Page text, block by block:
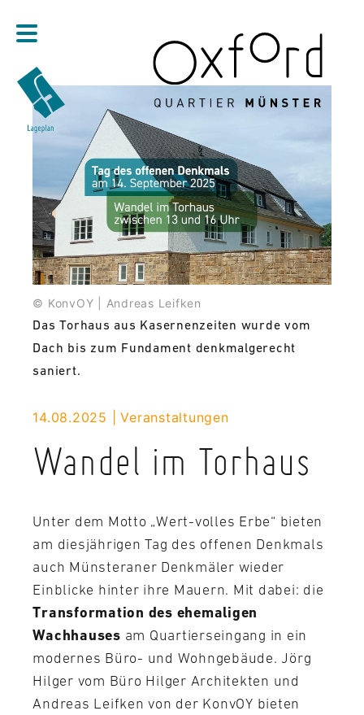
© KonvOY | Andreas Leifken
Das Torhaus aus Kasernenzeiten wurde vom
Dach bis zum Fundament denkmalgerecht
saniert.
14.08.2025 Veranstaltungen
Wandel im Torhaus
Unter dem Motto „Wert-volles Erbe“ bieten
am diesjährigen Tag des offenen Denkmals
auch Münsteraner Denkmäler wieder
Einblicke hinter ihre Mauern. Mit dabei: die
Transformation des ehemaligen
Wachhauses am Quartierseingang in ein
modernes Büro- und Wohngebäude. Jörg
Hilger vom Büro Hilger Architekten und
Andreas Leifken von der KonvOY bieten